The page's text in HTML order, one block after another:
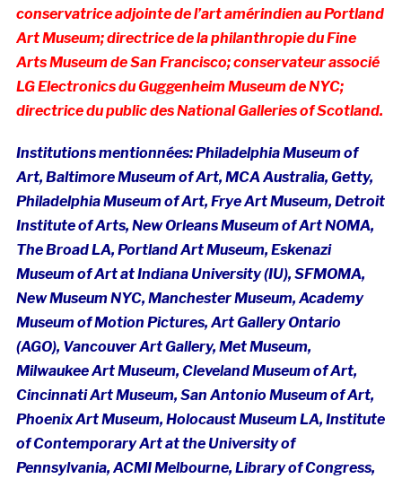
conservatrice adjointe de l’art amérindien au Portland
Art Museum;directrice de laphilanthropiedu Fine
Arts Museum de San Francisco; conservateur associé
LG Electronics du Guggenheim Museum de NYC;
directrice du public des National Galleries of Scotland.
Institutions mentionnées:Philadelphia Museum of
Art, Baltimore Museum of Art, MCA Australia, Getty,
Philadelphia Museum of Art, Frye Art Museum, Detroit
Institute of Arts, New Orleans Museum of Art NOMA,
The Broad LA, Portland Art Museum, Eskenazi
Museum of Art at Indiana University (IU), SFMOMA,
New Museum NYC, Manchester Museum, Academy
Museum of Motion Pictures, Art Gallery Ontario
(AGO), Vancouver Art Gallery, Met Museum,
Milwaukee Art Museum, Cleveland Museum of Art,
Cincinnati Art Museum, San Antonio Museum of Art,
Phoenix Art Museum, Holocaust Museum LA, Institute
of Contemporary Art at the University of
Pennsylvania, ACMI Melbourne, Library of Congress,